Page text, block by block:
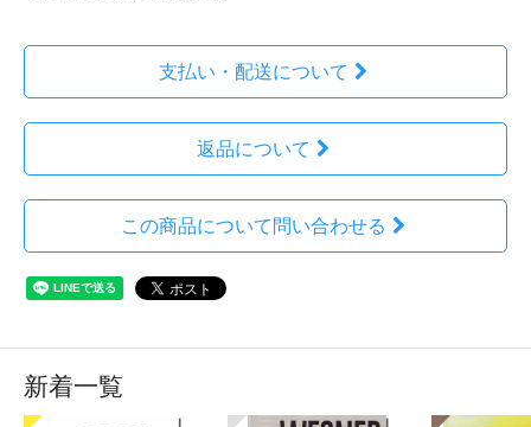
支払い・配送について
返品について
この商品について問い合わせる
新着一覧